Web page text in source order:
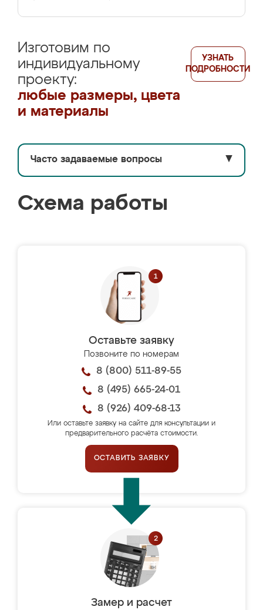
Изготовим по
индивидуальному
проекту:
любые размеры, цвета
и материалы
УЗНАТЬ
ПОДРОБНОСТИ
Часто задаваемые вопросы ▼
Схема работы
Оставьте заявку
Позвоните по номерам
8 (800) 511-89-55
8 (495) 665-24-01
8 (926) 409-68-13
Или оставьте заявку на сайте для консультации и
предварительного расчёта стоимости.
ОСТАВИТЬ ЗАЯВКУ
Замер и расчет